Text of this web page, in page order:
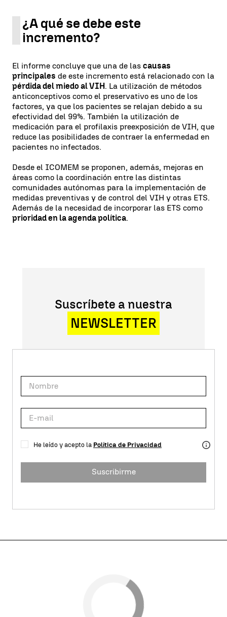
¿A qué se debe este
incremento?
El informe concluye que una de las causas
principales de este incremento está relacionado con la
pérdida del miedo al VIH. La utilización de métodos
anticonceptivos como el preservativo es uno de los
factores, ya que los pacientes se relajan debido a su
efectividad del 99%. También la utilización de
medicación para el profilaxis preexposición de VIH, que
reduce las posibilidades de contraer la enfermedad en
pacientes no infectados.
Desde el ICOMEM se proponen, además, mejoras en
áreas como la coordinación entre las distintas
comunidades autónomas para la implementación de
medidas preventivas y de control del VIH y otras ETS.
Además de la necesidad de incorporar las ETS como
prioridad en la agenda política.
Suscríbete a nuestra
NEWSLETTER
He leído y acepto la Política de Privacidad
Suscribirme